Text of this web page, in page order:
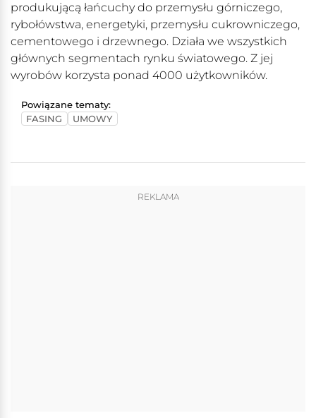
produkującą łańcuchy do przemysłu górniczego,
rybołówstwa, energetyki, przemysłu cukrowniczego,
cementowego i drzewnego. Działa we wszystkich
głównych segmentach rynku światowego. Z jej
wyrobów korzysta ponad 4000 użytkowników.
Powiązane tematy:
FASING
UMOWY
REKLAMA